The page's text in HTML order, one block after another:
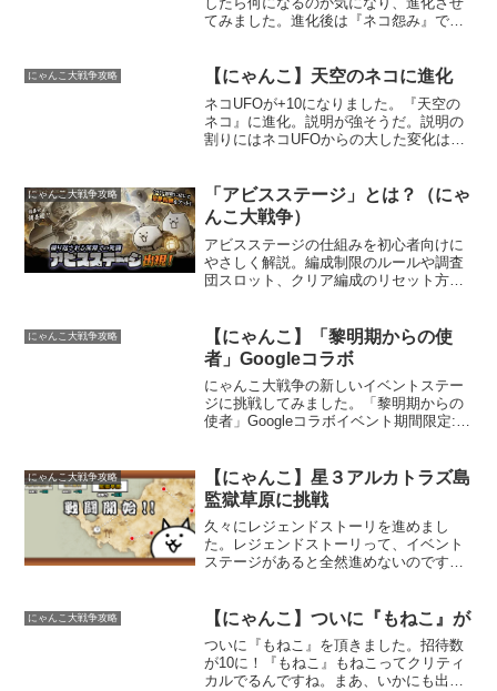
てみました。進化後は『ネコ怨み』で
ですね。範囲攻撃です。何度も見ると何
にゃんこ大戦争攻略 【にゃんこ】天空のネコに進化
ネコUFOが+10になりました。『天空の
ネコ』に進化。説明が強そうだ。説明の
割りにはネコUFOからの大した変化はな
なってきてモチベ下がりまくりです。第
一章から三章では、も...
にゃんこ大戦争攻略
「アビスステージ」とは？（にゃ
んこ大戦争）
アビスステージの仕組みを初心者向けに
やさしく解説。編成制限のルールや調査
団スロット、クリア編成のリセット方
にゃんこ大戦争攻略
【にゃんこ】「黎明期からの使
者」Googleコラボ
にゃんこ大戦争の新しいイベントステー
ジに挑戦してみました。「黎明期からの
使者」Googleコラボイベント期間限定:
た。結構多いですね。『アーキテ...
にゃんこ大戦争攻略
【にゃんこ】星３アルカトラズ島
監獄草原に挑戦
久々にレジェンドストーリを進めまし
た。レジェンドストーリって、イベント
ステージがあると全然進めないのです。
ズ島監獄草原です。このステージ、敵の
攻撃はシンプルなのにやたら...
にゃんこ大戦争攻略 【にゃんこ】ついに『もねこ』が
ついに『もねこ』を頂きました。招待数
が10に！『もねこ』もねこってクリティ
カルでるんですね。まあ、いかにも出し